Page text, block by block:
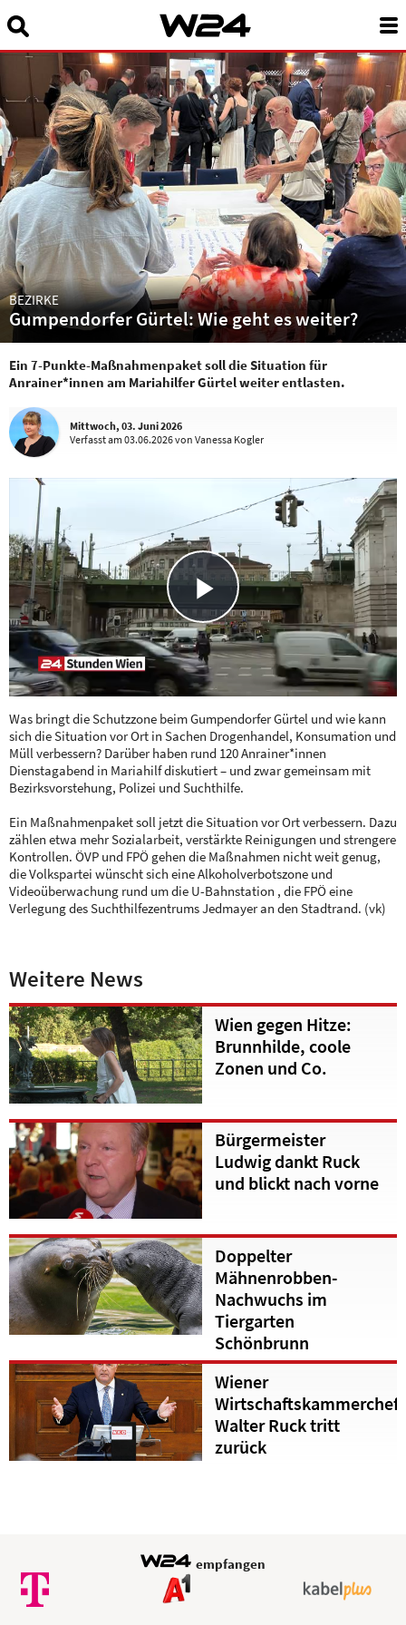
News
24 Stunden Wien
Sendungen A-Z
Programm
W24Smart
Podcasts
Service
Über uns
Suchbegriff eingeben:
BEZIRKE
Gumpendorfer Gürtel: Wie geht es weiter?
Ein 7-Punkte-Maßnahmenpaket soll die Situation für
Anrainer*innen am Mariahilfer Gürtel weiter entlasten.
Mittwoch, 03. Juni 2026
Verfasstam 03.06.2026von Vanessa Kogler
Play
Video
Was bringt die Schutzzone beim Gumpendorfer Gürtel und wie kann
sich die Situation vor Ort in Sachen Drogenhandel, Konsumation und
Müll verbessern? Darüber haben rund 120 Anrainer*innen
Dienstagabend in Mariahilf diskutiert – und zwar gemeinsam mit
Bezirksvorstehung, Polizei und Suchthilfe.
Ein Maßnahmenpaket soll jetzt die Situation vor Ort verbessern. Dazu
zählen etwa mehr Sozialarbeit, verstärkte Reinigungen und strengere
Kontrollen. ÖVP und FPÖ gehen die Maßnahmen nicht weit genug,
die Volkspartei wünscht sich eine Alkoholverbotszone und
Videoüberwachung rund um die U-Bahnstation , die FPÖ eine
Verlegung des Suchthilfezentrums Jedmayer an den Stadtrand. (vk)
Weitere News
Wien gegen Hitze:
Brunnhilde, coole
Zonen und Co.
Bürgermeister
Ludwig dankt Ruck
und blickt nach vorne
Doppelter
Mähnenrobben-
Nachwuchs im
Tiergarten
Schönbrunn
Wiener
Wirtschaftskammerchef
Walter Ruck tritt
zurück
empfangen